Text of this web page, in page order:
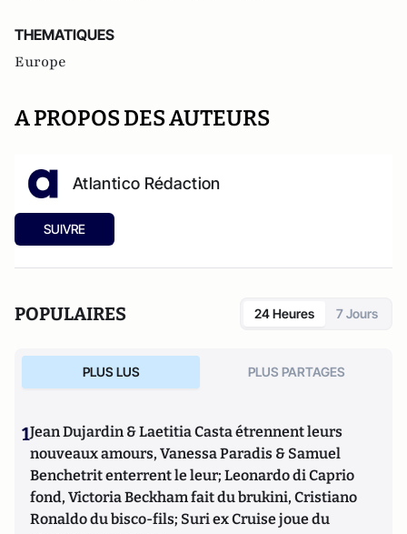
THEMATIQUES
Europe
A PROPOS DES AUTEURS
Atlantico Rédaction
SUIVRE
POPULAIRES 24 Heures 7 Jours
PLUS LUS PLUS PARTAGES
1Jean Dujardin & Laetitia Casta étrennent leurs
nouveaux amours, Vanessa Paradis & Samuel
Benchetrit enterrent le leur; Leonardo di Caprio
fond, Victoria Beckham fait du brukini, Cristiano
Ronaldo du bisco-fils; Suri ex Cruise joue du